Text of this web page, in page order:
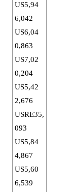
US5,94
6,042
US6,04
0,863
US7,02
0,204
US5,42
2,676
USRE35,
093
US5,84
4,867
US5,60
6,539